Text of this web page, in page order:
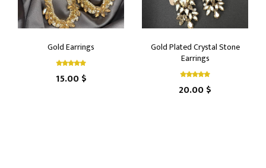
Gold Earrings
15.00 $
Gold Plated Crystal Stone
Earrings
20.00 $